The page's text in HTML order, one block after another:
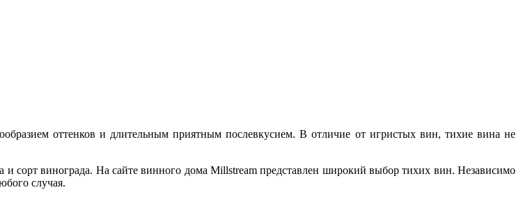
оттенков и длительным приятным послевкусием. В отличие от игристых вин, тихие вина не
и сорт винограда. На сайте винного дома Millstream представлен широкий выбор тихих вин. Независимо
случая.